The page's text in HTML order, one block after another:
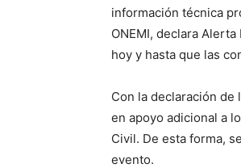
información técnica
ONEMI, declara
hoy y hasta que las
Con la declaración
en apoyo adicional a
Civil. De esta forma,
evento.